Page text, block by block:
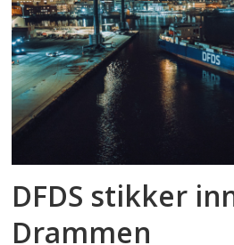
DFDS stikker
Drammen